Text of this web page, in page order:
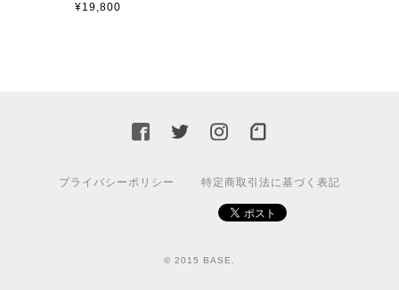
¥19,800
プライバシーポリシー 特定商取引法に基づく表記
© 2015 BASE.